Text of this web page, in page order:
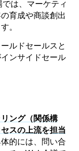
は、マーケティ
育成や商談創出
。
ルドセールスと
ンサイドセール
ング（関係構
スの上流を担当
的には、問い合